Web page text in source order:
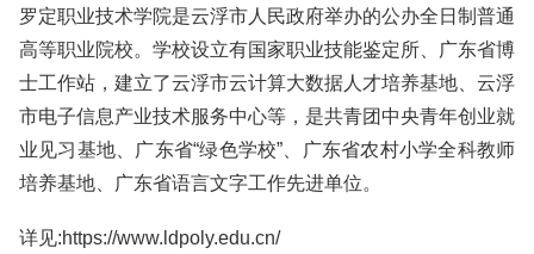
罗定职业技术学院是云浮市人民政府举办的公办全日制普通
高等职业院校。学校设立有国家职业技能鉴定所、广东省博
士工作站，建立了云浮市云计算大数据人才培养基地、云浮
市电子信息产业技术服务中心等，是共青团中央青年创业就
业见习基地、广东省“绿色学校”、广东省农村小学全科教师
培养基地、广东省语言文字工作先进单位。
详见:https://www.ldpoly.edu.cn/